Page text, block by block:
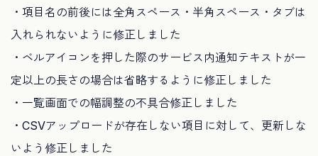
・項目名の前後には全角スペース・半角スペース・タブは
入れられないように修正しました
・ベルアイコンを押した際のサービス内通知テキストが一
定以上の長さの場合は省略するように修正しました
・一覧画面での幅調整の不具合修正しました
・CSVアップロードが存在しない項目に対して、更新しな
いよう修正しました